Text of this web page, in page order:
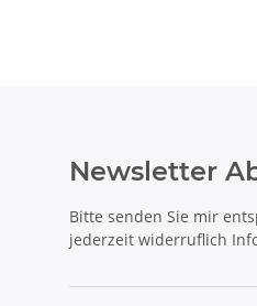
Newsletter
Bitte senden Sie mir
jederzeit widerruflich